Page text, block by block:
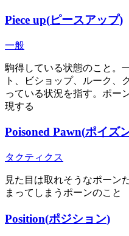
Piece up(ピースアップ)
一般
駒得している状態のこと。
ト、ビショップ、ルーク、
っている状況を指す。ポー
現する
Poisoned Pawn(ポイズ
タクティクス
見た目は取れそうなポーン
まってしまうポーンのこと
Position(ポジション)